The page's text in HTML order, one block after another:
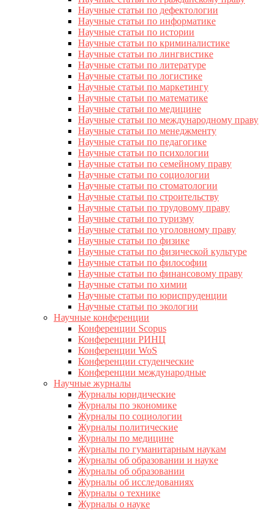
Научные статьи по дефектологии
Научные статьи по информатике
Научные статьи по истории
Научные статьи по криминалистике
Научные статьи по лингвистике
Научные статьи по литературе
Научные статьи по логистике
Научные статьи по маркетингу
Научные статьи по математике
Научные статьи по медицине
Научные статьи по международному праву
Научные статьи по менеджменту
Научные статьи по педагогике
Научные статьи по психологии
Научные статьи по семейному праву
Научные статьи по социологии
Научные статьи по стоматологии
Научные статьи по строительству
Научные статьи по трудовому праву
Научные статьи по туризму
Научные статьи по уголовному праву
Научные статьи по физике
Научные статьи по физической культуре
Научные статьи по философии
Научные статьи по финансовому праву
Научные статьи по химии
Научные статьи по юриспруденции
Научные статьи по экологии
Научные конференции
Конференции Scopus
Конференции РИНЦ
Конференции WoS
Конференции студенческие
Конференции международные
Научные журналы
Журналы юридические
Журналы по экономике
Журналы по социологии
Журналы политические
Журналы по медицине
Журналы по гуманитарным наукам
Журналы об образовании и науке
Журналы об образовании
Журналы об исследованиях
Журналы о технике
Журналы о науке